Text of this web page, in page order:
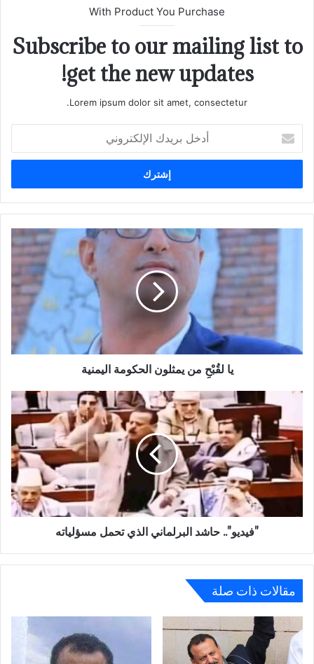
With Product You Purchase
Subscribe to our mailing list to
get the new updates!
Lorem ipsum dolor sit amet, consectetur.
بريدك
الإلكتروني
الحكومة
يا لقُبْحِ من يمثلون الحكومة اليمنية
"فيديو"..
البرلماني
الذي
تحمل
مسؤلياته
"فيديو".. حاشد البرلماني الذي تحمل مسؤلياته
مقالات ذات صلة